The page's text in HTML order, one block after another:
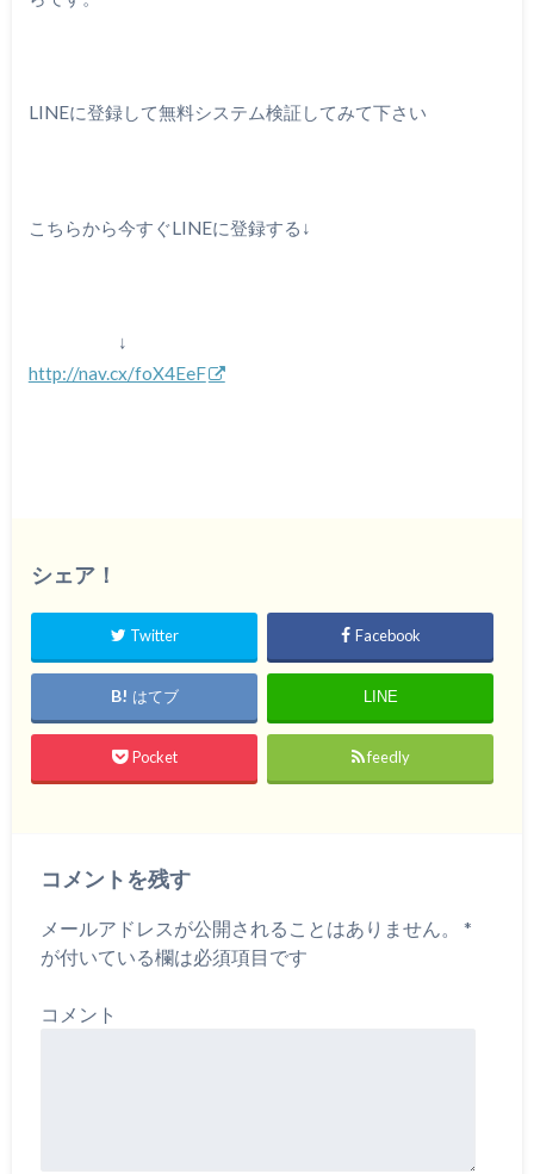
LINEに登録して無料システム検証してみて下さい
こちらから今すぐLINEに登録する↓
↓
http://nav.cx/foX4EeF
シェア！
Twitter Facebook
はてブ LINE
Pocket feedly
コメントを残す
メールアドレスが公開されることはありません。
*
が付いている欄は必須項目です
コメント